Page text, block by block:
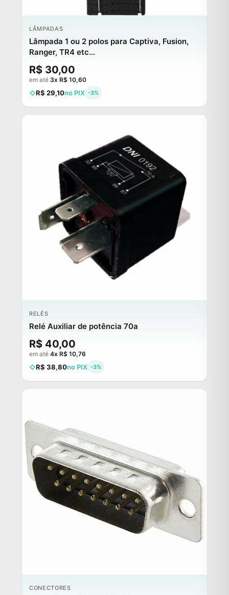
LÂMPADAS
Lâmpada 1 ou 2 polos para Captiva, Fusion,
Ranger, TR4 etc...
R$ 30,00
em até 3x R$ 10,60
R$ 29,10no PIX -3%
RELÉS
Relé Auxiliar de potência 70a
R$ 40,00
em até 4x R$ 10,76
R$ 38,80no PIX -3%
CONECTORES